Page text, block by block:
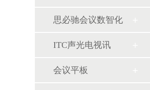
思必驰会议数智化
ITC声光电视讯
会议平板